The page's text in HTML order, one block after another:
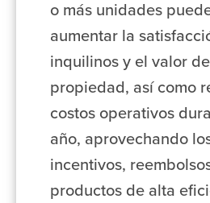
o más unidades
aumentar la
inquilinos y el valor
propiedad, así como
costos operativos
año, aprovechando
incentivos,
productos de alta